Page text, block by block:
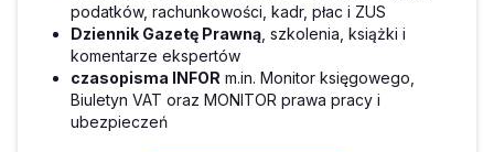
podatków, rachunkowości, kadr, płac i ZUS
Dziennik Gazetę Prawną , szkolenia, książki i
komentarze ekspertów
czasopisma INFOR m.in. Monitor księgowego,
Biuletyn VAT oraz MONITOR prawa pracy i
ubezpieczeń